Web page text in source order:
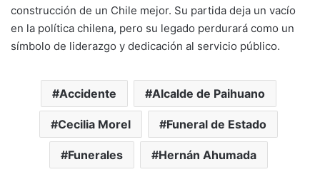
construcción de un Chile mejor. Su partida deja un vacío
en la política chilena, pero su legado perdurará como un
símbolo de liderazgo y dedicación al servicio público.
Accidente Alcalde de Paihuano
Cecilia Morel Funeral de Estado
Funerales Hernán Ahumada